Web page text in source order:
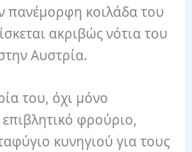
πανέμορφη κοιλάδα του
ακριβώς νότια του
Αυστρία.
του, όχι μόνο
φρούριο,
κυνηγιού για τους